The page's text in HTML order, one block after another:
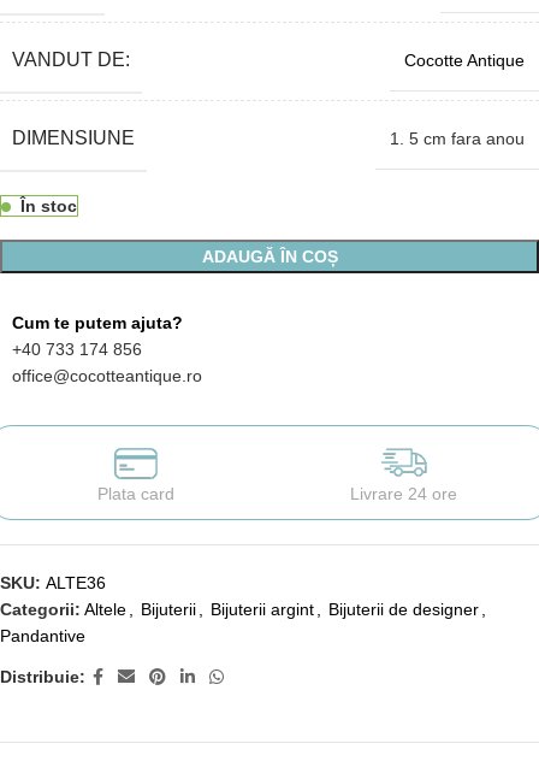
VANDUT DE: Cocotte Antique
DIMENSIUNE 1. 5 cm fara anou
În stoc
ADAUGĂ ÎN COȘ
Cum te putem ajuta?
+40 733 174 856
office@cocotteantique.ro
Plata card Livrare 24 ore
SKU: ALTE36
Categorii: Altele Bijuterii Bijuterii argint Bijuterii de designer
Pandantive
Distribuie: